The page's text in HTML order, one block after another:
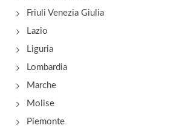
Friuli Venezia Giulia
Lazio
Liguria
Lombardia
Marche
Molise
Piemonte